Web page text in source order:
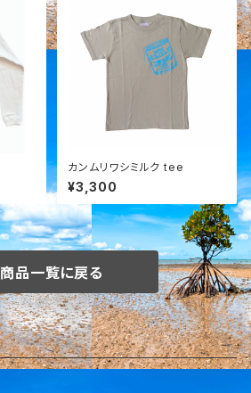
カンムリワシミルク tee
¥3,300
商品一覧に戻る